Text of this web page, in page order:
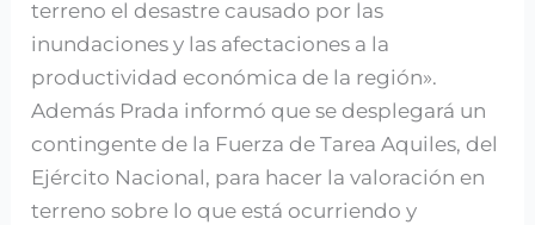
terreno el desastre causado por las
inundaciones y las afectaciones a la
productividad económica de la región».
Además Prada informó que se desplegará un
contingente de la Fuerza de Tarea Aquiles, del
Ejército Nacional, para hacer la valoración en
terreno sobre lo que está ocurriendo y